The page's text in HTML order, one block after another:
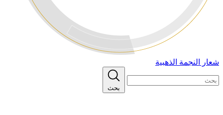
شعار النجمة الذهبية
بحث